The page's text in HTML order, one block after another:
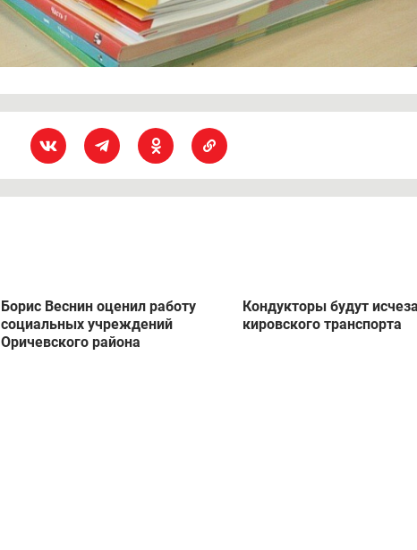
Борис Веснин оценил работу
социальных учреждений
Оричевского района
Кондукторы будут
кировского транспорта